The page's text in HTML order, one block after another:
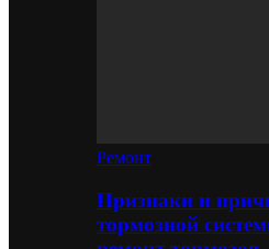
Ремонт
Признаки и
тормозной